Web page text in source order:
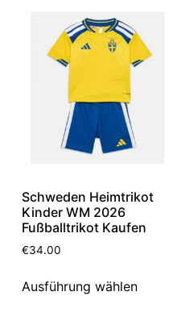
Schweden Heimtrikot
Kinder WM 2026
Fußballtrikot Kaufen
€34.00
Ausführung wählen